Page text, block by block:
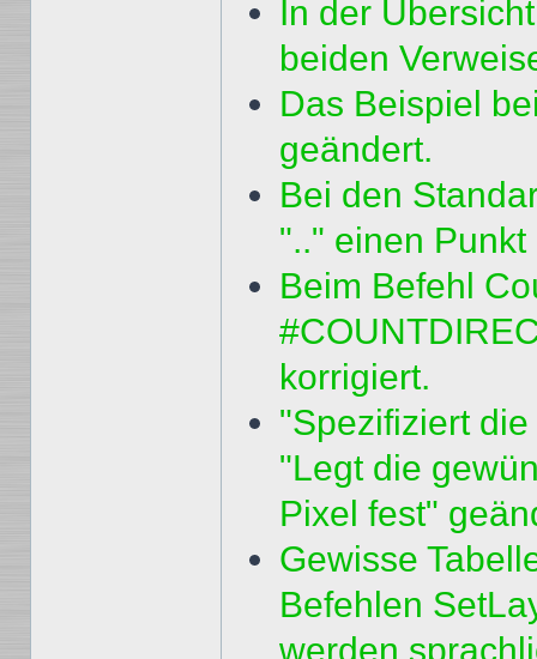
In der
beiden
Das Beispiel
geändert.
Bei den
".." einen
Beim Befehl
korrigiert.
"Spezifiziert
"Legt die
Pixel fest"
Gewisse
Befehlen
werden